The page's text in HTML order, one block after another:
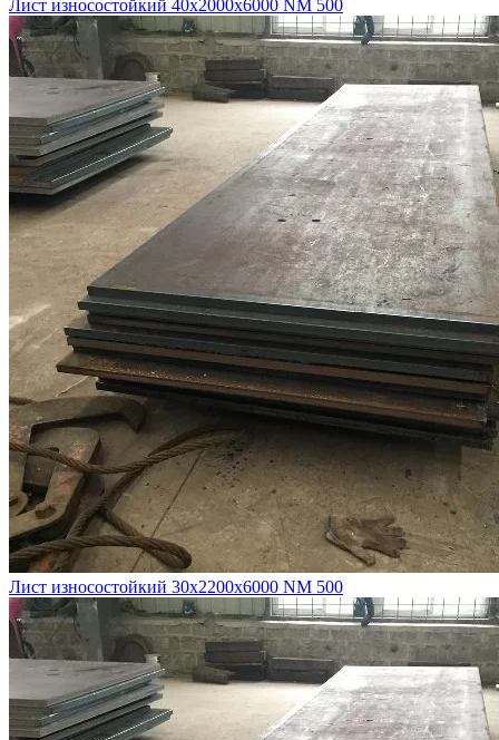
Лист износостойкий 40х2000х6000 NM 500
Лист износостойкий 30х2200х6000 NM 500